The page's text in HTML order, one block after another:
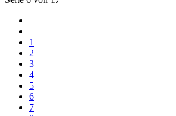
1
2
3
4
5
6
7